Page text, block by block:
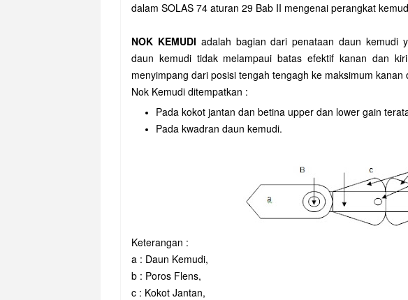
dalam SOLAS 74 aturan 29 Bab II mengenai perangkat
NOK KEMUDI adalah bagian dari penataan daun kemudi
daun kemudi tidak melampaui batas efektif kanan dan
menyimpang dari posisi tengah tengagh ke maksimum
Nok Kemudi ditempatkan :
Pada kokot jantan dan betina upper dan lower gain
Pada kwadran daun kemudi.
Keterangan :
a : Daun Kemudi,
b : Poros Flens,
c : Kokot Jantan,